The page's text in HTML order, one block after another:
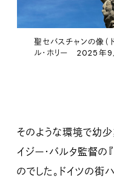
聖セバスチャンの像（
ル・ホリー 2025年9
そのような環境で幼少
イジー・バルタ監督の
のでした。ドイツの街